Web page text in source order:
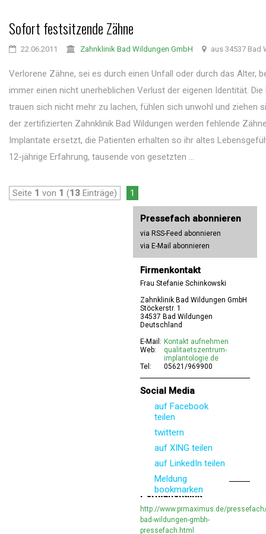
Sofort festsitzende Zähne
22.06.2011 Zahnklinik Bad Wildungen GmbH aus 34537 Bad
Verlorene Zähne, sei es durch einen Unfall oder durch das Alter,
immer einen nicht unerheblichen Verlust der eigenen Identität.
trauen sich nicht mehr zu lachen, fühlen sich unwohl und ziehen
der zertifizierten Zahnklinik Bad Wildungen werden fehlende
Implantate ersetzt, die Patienten erhalten so ihr altes
12-jährige Erfahrung, tausende von gesetzten ...
Seite 1 von 1 (13 Einträge) 1
Pressefach abonnieren
via RSS-Feed abonnieren
via E-Mail abonnieren
Firmenkontakt
Frau Stefanie Schinkowski
Zahnklinik Bad Wildungen GmbH
Stöckerstr. 1
34537 Bad Wildungen
Deutschland
E-Mail: Kontakt aufnehmen
Web:
qualitaetszentrum-
implantologie.de
Tel:
05621/969900
Social Media
auf Facebook
teilen
twittern
auf XING teilen
auf LinkedIn teilen
Meldung
bookmarken
Permanentlink
http://www.prmaximus.de/
bad-wildungen-gmbh-
pressefach.html